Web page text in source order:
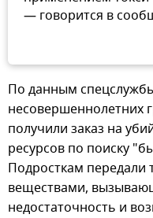
— говорится в
По данным
несовершеннолетних
получили заказ на
ресурсов по поиску
Подросткам передали
веществами,
недостаточность и